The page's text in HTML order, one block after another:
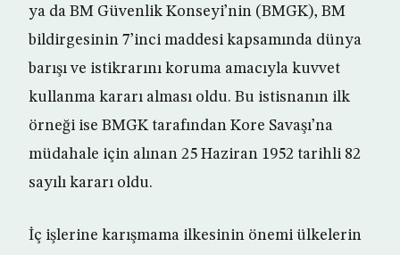
ya da BM Güvenlik Konseyi’nin (BMGK), BM
bildirgesinin 7’inci maddesi kapsamında dünya
barışı ve istikrarını koruma amacıyla kuvvet
kullanma kararı alması oldu. Bu istisnanın ilk
örneği ise BMGK tarafından Kore Savaşı’na
müdahale için alınan 25 Haziran 1952 tarihli 82
sayılı kararı oldu.
İç işlerine karışmama ilkesinin önemi ülkelerin